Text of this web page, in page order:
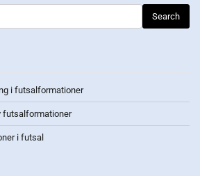
i futsalformationer
futsalformationer
i futsal